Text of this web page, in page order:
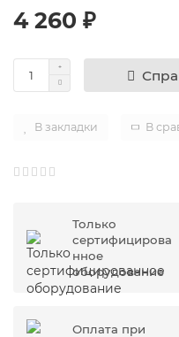
4 260 ₽
В закладки В
Только
сертифицирова
нное
оборудование
Оплата при